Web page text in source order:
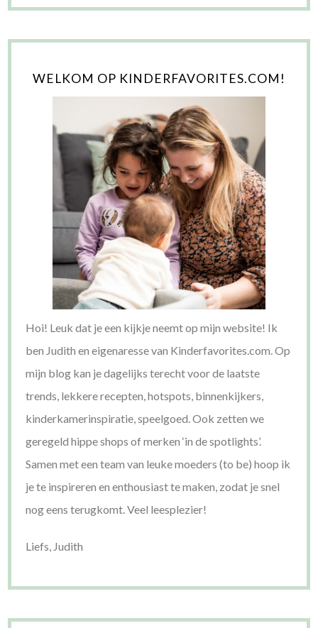
WELKOM OP KINDERFAVORITES.COM!
Hoi! Leuk dat je een kijkje neemt op mijn website! Ik
ben Judith en eigenaresse van Kinderfavorites.com. Op
mijn blog kan je dagelijks terecht voor de laatste
trends, lekkere recepten, hotspots, binnenkijkers,
kinderkamerinspiratie, speelgoed. Ook zetten we
geregeld hippe shops of merken ‘in de spotlights’.
Samen met een team van leuke moeders (to be) hoop ik
je te inspireren en enthousiast te maken, zodat je snel
nog eens terugkomt. Veel leesplezier!
Liefs, Judith